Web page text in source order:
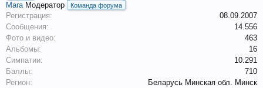
Mara Модератор Команда форума
Регистрация:
08.09.2007
Сообщения:
14.556
Фото и видео:
463
Альбомы:
16
Симпатии:
10.291
Баллы:
710
Регион:
Беларусь Минская обл. Минск